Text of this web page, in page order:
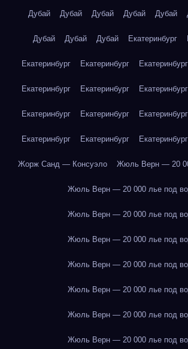
Дубай Дубай Дубай Дубай Дубай
Дубай Дубай Дубай Екатеринбург
Екатеринбург Екатеринбург Екатеринбург
Екатеринбург Екатеринбург Екатеринбург
Екатеринбург Екатеринбург Екатеринбург
Екатеринбург Екатеринбург Екатеринбург
Жорж Санд — Консуэло Жюль Верн — 20
Жюль Верн — 20 000 лье под
Жюль Верн — 20 000 лье под
Жюль Верн — 20 000 лье под
Жюль Верн — 20 000 лье под
Жюль Верн — 20 000 лье под
Жюль Верн — 20 000 лье под
Жюль Верн — 20 000 лье под